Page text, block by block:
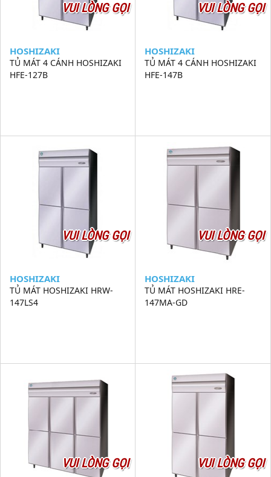
VUI LÒNG GỌI
HOSHIZAKI
TỦ MÁT 4 CÁNH HOSHIZAKI
HFE-127B
VUI LÒNG GỌI
HOSHIZAKI
TỦ MÁT 4 CÁNH HOSHIZAKI
HFE-147B
VUI LÒNG GỌI
HOSHIZAKI
TỦ MÁT HOSHIZAKI HRW-
147LS4
VUI LÒNG GỌI
HOSHIZAKI
TỦ MÁT HOSHIZAKI HRE-
147MA-GD
VUI LÒNG GỌI VUI LÒNG GỌI